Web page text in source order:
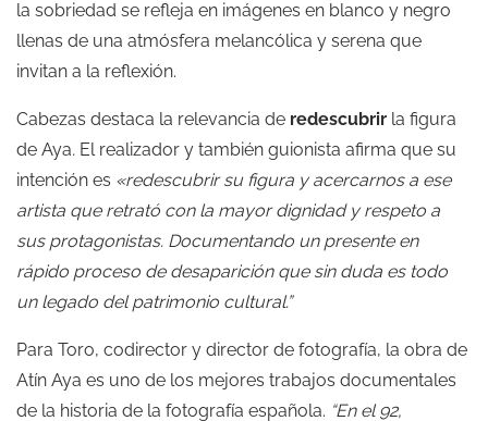
la sobriedad se refleja en imágenes en blanco y negro
llenas de una atmósfera melancólica y serena que
invitan a la reflexión.
Cabezas destaca la relevancia de redescubrir la figura
de Aya. El realizador y también guionista afirma que su
intención es «redescubrir su figura y acercarnos a ese
artista que retrató con la mayor dignidad y respeto a
sus protagonistas. Documentando un presente en
rápido proceso de desaparición que sin duda es todo
un legado del patrimonio cultural.”
Para Toro, codirector y director de fotografía, la obra de
Atín Aya es uno de los mejores trabajos documentales
de la historia de la fotografía española. “En el 92,